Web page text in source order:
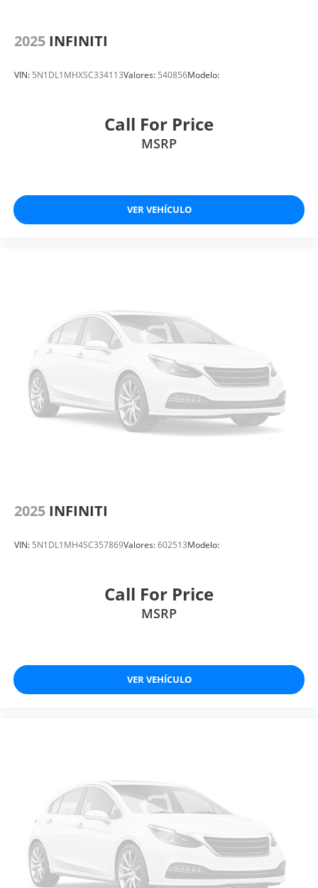
2025 INFINITI
VIN: 5N1DL1MHXSC334113Valores: 540856Modelo:
Call For Price
MSRP
VER VEHÍCULO
2025 INFINITI
VIN: 5N1DL1MH4SC357869Valores:602513Modelo:
Call For Price
MSRP
VER VEHÍCULO